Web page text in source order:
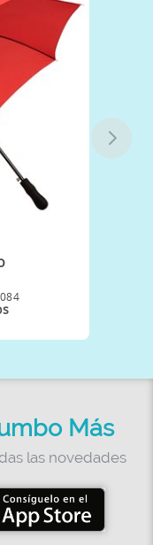
Más
las novedades